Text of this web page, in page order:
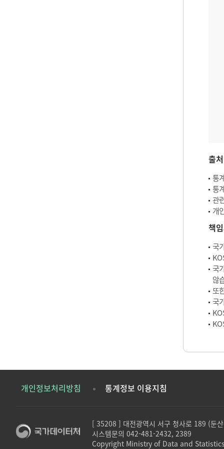
출
통
통
관
개
책
국
국
않
또
국
개인정보처리방침 통계정보 이용지침
[ 35208 ] 대전광역시 서구 청사로 189 (둔
시스템문의 042-481-2432, 2389
Copyright Ministry of Data and